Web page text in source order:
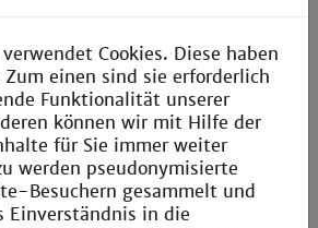
E-Mail an:
Cookies. Diese haben
einen sind sie erforderlich
Funktionalität unserer
können wir mit Hilfe der
für Sie immer weiter
werden pseudonymisierte
Besuchern gesammelt und
Einverständnis in die